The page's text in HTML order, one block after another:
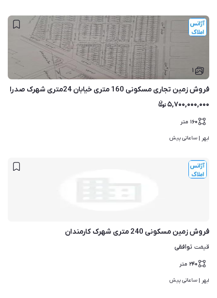
۱
فروش زمین تجاری مسکونی 160 متری خیابان 24متری شهرک صدرا
۵,۷۰۰,۰۰۰,۰۰۰
۱۶۰ متر
ابهر | ساعاتی پیش
فروش زمین مسکونی 240 متری شهرک کارمندان
قیمت توافقی
۲۴۰ متر
ابهر | ساعاتی پیش